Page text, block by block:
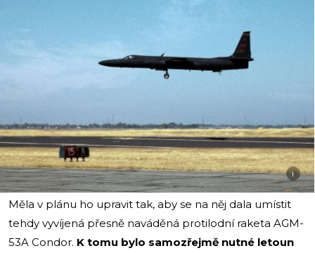
i
Měla v plánu ho upravit tak, aby se na něj dala umístit
tehdy vyvíjená přesně naváděná protilodní raketa AGM-
53A Condor. K tomu bylo samozřejmě nutné letoun